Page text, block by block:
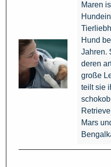
Maren
Hund
Jahren.
deren
große
teilt sie
Mars